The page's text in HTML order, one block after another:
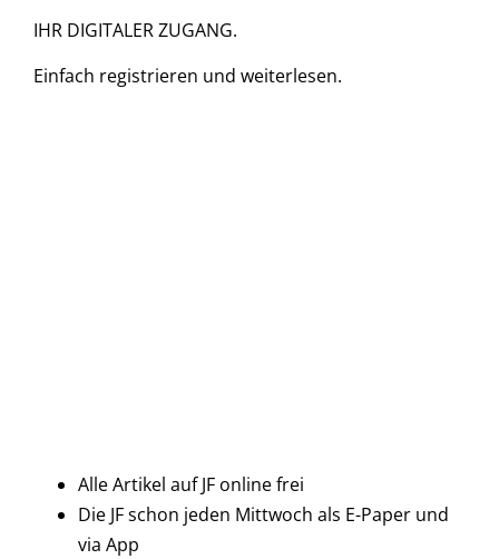
IHR DIGITALER ZUGANG.
Einfach registrieren und weiterlesen.
Alle Artikel auf JF online frei
Die JF schon jeden Mittwoch als E-Paper und
via App